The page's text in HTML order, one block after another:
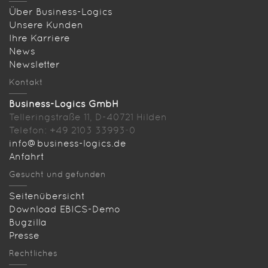
Über Business-Logics
Unsere Kunden
Ihre Karriere
News
Newsletter
Kontakt
Business-Logics GmbH
Telleringstraße 11, D-40721 Hilden
Telefon: +49 2103 33993‑0
info@business-logics.de
Anfahrt
Gesucht und gefunden
Seitenübersicht
Download EBICS-Demo
Bugzilla
Presse
Rechtliches